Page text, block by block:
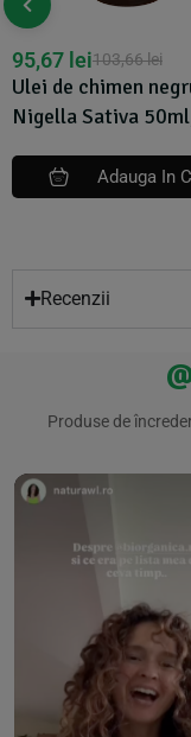
Ulei de chimen
Nigella Sativa
103,66lei
95,67 lei
Adauga In
Recenzii
Produse de